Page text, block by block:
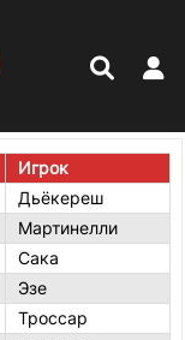
Игрок
Дьёкереш
Мартинелли
Сака
Эзе
Троссар